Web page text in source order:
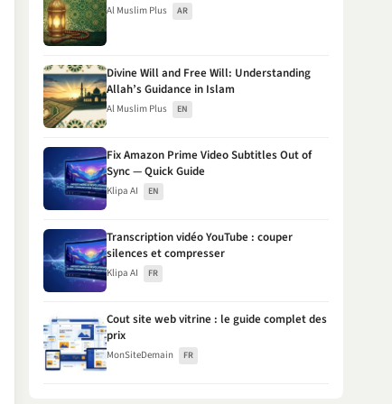
Al Muslim Plus AR
Divine Will and Free Will: Understanding
Allah’s Guidance in Islam
Al Muslim Plus EN
Fix Amazon Prime Video Subtitles Out of
Sync — Quick Guide
Klipa AI EN
Transcription vidéo YouTube : couper
silences et compresser
Klipa AI FR
Cout site web vitrine : le guide complet des
prix
MonSiteDemain FR